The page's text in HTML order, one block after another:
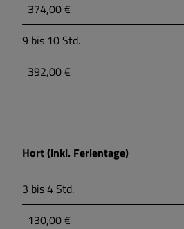
374,00 €
9 bis 10 Std.
392,00 €
Hort (inkl. Ferientage)
3 bis 4 Std.
130,00 €